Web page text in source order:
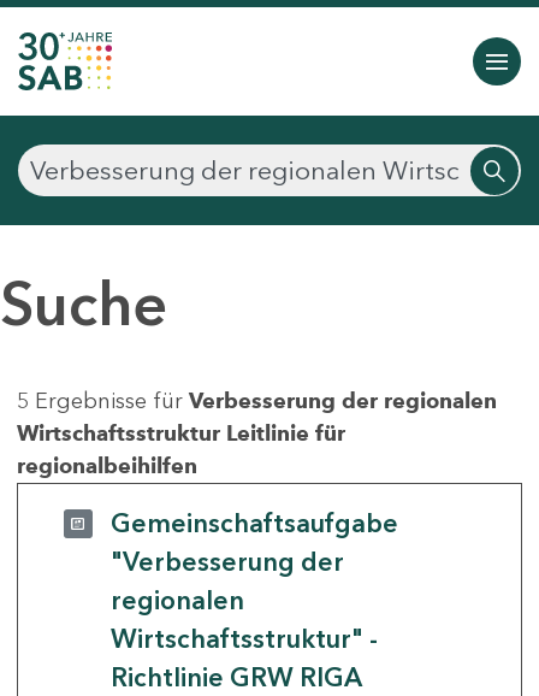
Suche
5 Ergebnisse für Verbesserung der regionalen
Wirtschaftsstruktur Leitlinie für
regionalbeihilfen
Gemeinschaftsaufgabe
"Verbesserung der
regionalen
Wirtschaftsstruktur" -
Richtlinie GRW RIGA